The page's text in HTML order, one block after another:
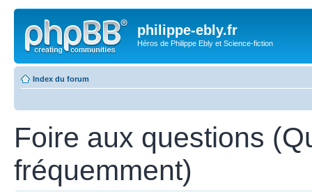
philippe-ebly.fr
Héros de Philippe Ebly et Science-fiction
Index du forum
Foire aux questions
fréquemment)